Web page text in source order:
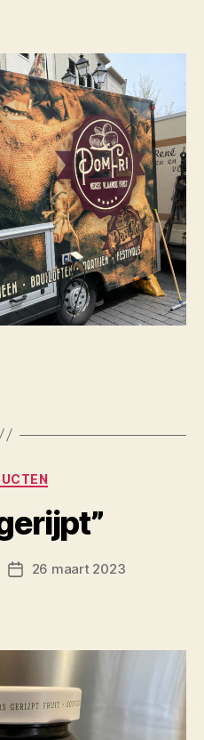
Categorieën
Berichtdatum
26 maart 2023